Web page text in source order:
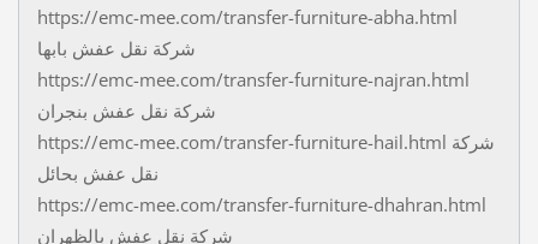
https://emc-mee.com/transfer-furniture-abha.html
شركة نقل عفش بابها
https://emc-mee.com/transfer-furniture-najran.html
شركة نقل عفش بنجران
https://emc-mee.com/transfer-furniture-hail.html شركة
نقل عفش بحائل
https://emc-mee.com/transfer-furniture-dhahran.html
شركة نقل عفش بالظهران